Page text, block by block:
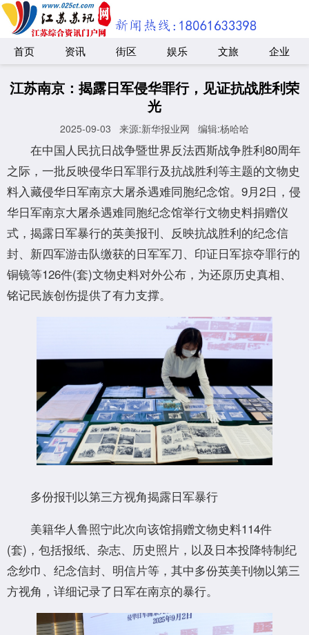
首页 资讯 街区 娱乐 文旅 企业
江苏南京：揭露日军侵华罪行，见证抗战胜利荣
光
2025-09-03 来源:新华报业网 编辑:杨哈哈
在中国人民抗日战争暨世界反法西斯战争胜利80周年
之际，一批反映侵华日军罪行及抗战胜利等主题的文物史
料入藏侵华日军南京大屠杀遇难同胞纪念馆。9月2日，侵
华日军南京大屠杀遇难同胞纪念馆举行文物史料捐赠仪
式，揭露日军暴行的英美报刊、反映抗战胜利的纪念信
封、新四军游击队缴获的日军军刀、印证日军掠夺罪行的
铜镜等126件(套)文物史料对外公布，为还原历史真相、
铭记民族创伤提供了有力支撑。
多份报刊以第三方视角揭露日军暴行
美籍华人鲁照宁此次向该馆捐赠文物史料114件
(套)，包括报纸、杂志、历史照片，以及日本投降特制纪
念纱巾、纪念信封、明信片等，其中多份英美刊物以第三
方视角，详细记录了日军在南京的暴行。